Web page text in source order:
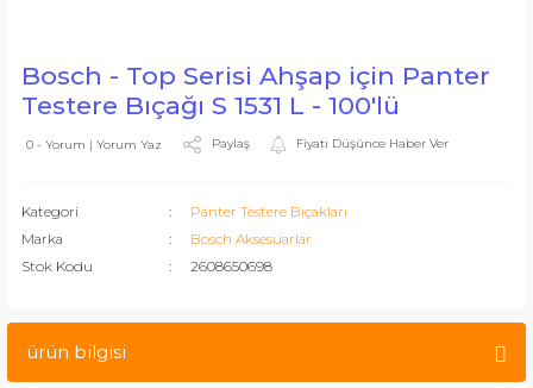
Bosch - Top Serisi Ahşap için Panter
Testere Bıçağı S 1531 L - 100'lü
0 - Yorum | Yorum Yaz Paylaş Fiyatı Düşünce Haber Ver
Kategori
Panter Testere Bıçakları
Marka
Bosch Aksesuarlar
Stok Kodu
2608650698
ürün bilgisi